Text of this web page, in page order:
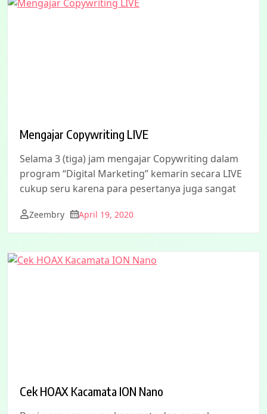
Mengajar Copywriting LIVE
Selama 3 (tiga) jam mengajar Copywriting dalam
program “Digital Marketing” kemarin secara LIVE
cukup seru karena para pesertanya juga sangat
Zeembry April 19, 2020
Cek HOAX Kacamata ION Nano